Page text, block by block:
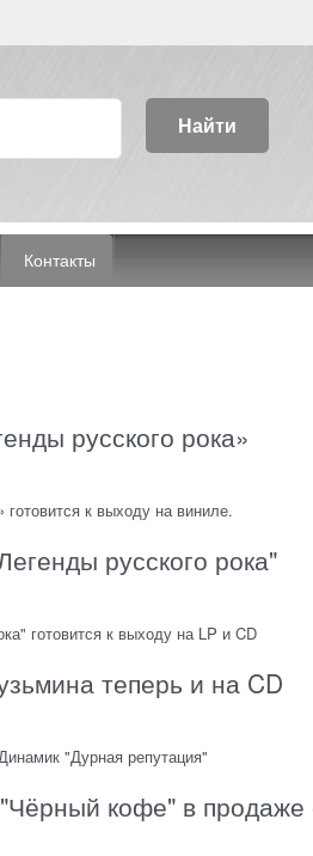
Найти
Контакты
русского рока»
к выходу на виниле.
русского рока"
готовится к выходу на LP и CD
теперь и на CD
"Дурная репутация"
кофе" в продаже